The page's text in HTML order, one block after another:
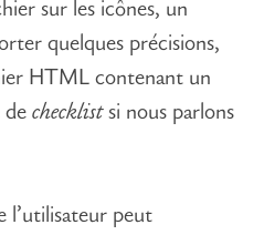
sur les icônes, un
quelques précisions,
HTML contenant un
de checklistsi nous parlons
l’utilisateur peut